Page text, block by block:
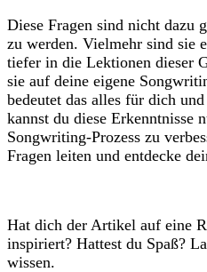
Diese Fragen sind nicht dazu
zu werden. Vielmehr sind sie
tiefer in die Lektionen dieser
sie auf deine eigene
bedeutet das alles für dich
kannst du diese Erkenntnisse
Songwriting-Prozess zu
Fragen leiten und entdecke
Hat dich der Artikel auf eine
inspiriert? Hattest du Spaß?
wissen.